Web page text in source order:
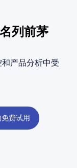
列前茅
产品分析中受
费试用